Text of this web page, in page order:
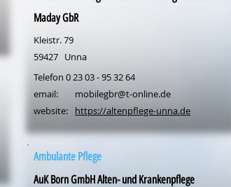
Maday GbR
Kleistr. 79
59427 Unna
Telefon 0 23 03 - 95 32 64
email:
website:
mobilegbr@t-online.de
https://altenpflege-unna.de
Ambulante Pflege
AuK Born GmbH Alten- und Krankenpflege